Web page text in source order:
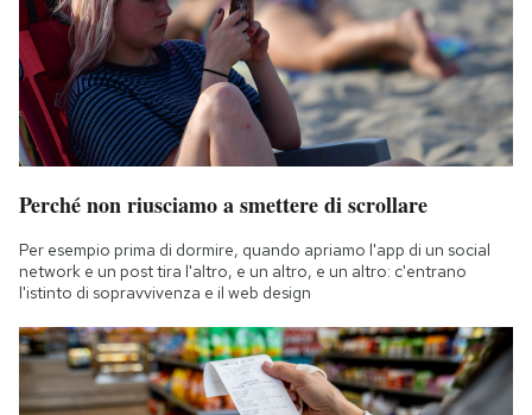
Perché non riusciamo a smettere di scrollare
Per esempio prima di dormire, quando apriamo l'app di un social
network e un post tira l'altro, e un altro, e un altro: c'entrano
l'istinto di sopravvivenza e il web design